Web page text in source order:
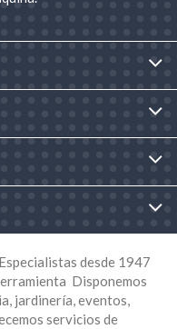
desde 1947
Disponemos
jardinería, eventos,
servicios de